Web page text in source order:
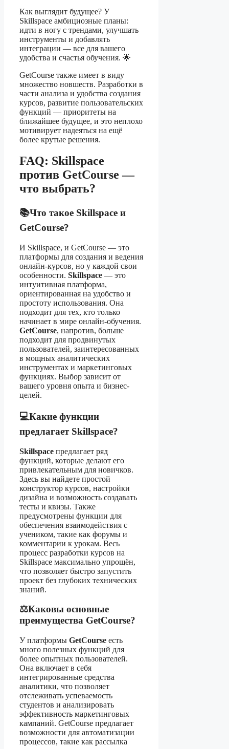
Как выглядит будущее? У
Skillspace амбициозные планы:
идти в ногу с трендами, улучшать
инструменты и добавлять
интеграции — все для вашего
удобства и счастья обучения. 🌟
GetCourse также имеет в виду
множество новшеств. Разработки в
части анализа и удобства создания
курсов, развитие пользовательских
функций — приоритеты на
ближайшее будущее, и это неплохо
мотивирует надеяться на ещё
более крутые решения.
FAQ: Skillspace
против GetCourse —
что выбрать?
📚Что такое Skillspace и
GetCourse?
И Skillspace, и GetCourse — это
платформы для создания и ведения
онлайн-курсов, но у каждой свои
особенности. Skillspace — это
интуитивная платформа,
ориентированная на удобство и
простоту использования. Она
подходит для тех, кто только
начинает в мире онлайн-обучения.
GetCourse, напротив, больше
подходит для продвинутых
пользователей, заинтересованных
в мощных аналитических
инструментах и маркетинговых
функциях. Выбор зависит от
вашего уровня опыта и бизнес-
целей.
💻Какие функции
предлагает Skillspace?
Skillspace предлагает ряд
функций, которые делают его
привлекательным для новичков.
Здесь вы найдете простой
конструктор курсов, настройки
дизайна и возможность создавать
тесты и квизы. Также
предусмотрены функции для
обеспечения взаимодействия с
учеником, такие как форумы и
комментарии к урокам. Весь
процесс разработки курсов на
Skillspace максимально упрощён,
что позволяет быстро запустить
проект без глубоких технических
знаний.
⚖️Каковы основные
преимущества GetCourse?
У платформы GetCourse есть
много полезных функций для
более опытных пользователей.
Она включает в себя
интегрированные средства
аналитики, что позволяет
отслеживать успеваемость
студентов и анализировать
эффективность маркетинговых
кампаний. GetCourse предлагает
возможности для автоматизации
процессов, такие как рассылка